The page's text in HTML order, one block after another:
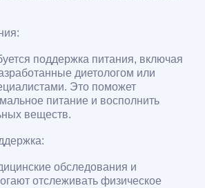
поддержка питания, включая
диетологом или
Это поможет
питание и восполнить
веществ.
обследования и
отслеживать физическое